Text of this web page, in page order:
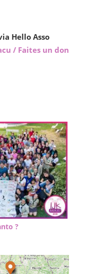
Hello Asso
/ Faites un don
?